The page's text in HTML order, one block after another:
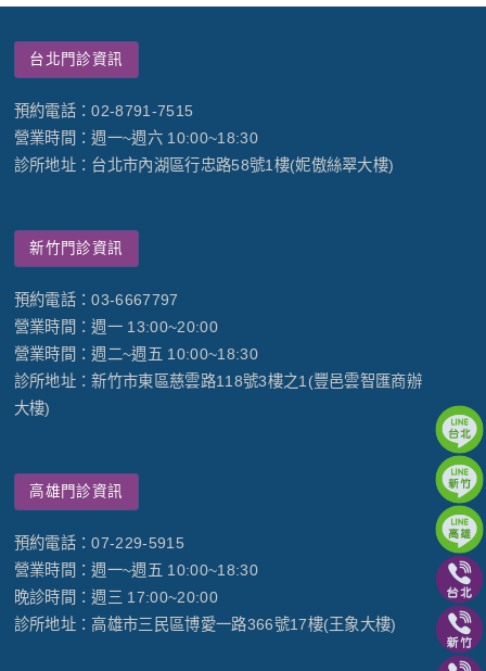
台北門診資訊
預約電話：02-8791-7515
營業時間：週一~週六 10:00~18:30
診所地址：台北市內湖區行忠路58號1樓(妮傲絲翠大樓)
新竹門診資訊
預約電話：03-6667797
營業時間：週一 13:00~20:00
營業時間：週二~週五 10:00~18:30
診所地址：新竹市東區慈雲路118號3樓之1(豐邑雲智匯商辦
大樓)
高雄門診資訊
預約電話：07-229-5915
營業時間：週一~週五 10:00~18:30
晚診時間：週三 17:00~20:00
診所地址：高雄市三民區博愛一路366號17樓(王象大樓)